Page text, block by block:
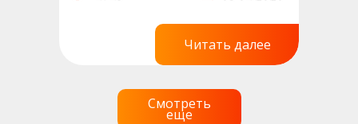
Читать далее
Смотреть
еще